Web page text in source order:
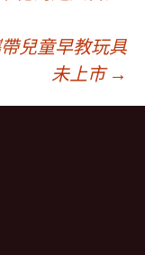
兒童早教玩具
未上市 →